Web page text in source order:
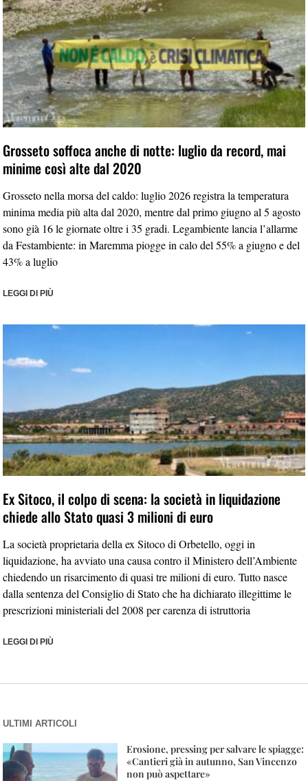
Grosseto soffoca anche di notte: luglio da record, mai
minime così alte dal 2020
Grosseto nella morsa del caldo: luglio 2026 registra la temperatura
minima media più alta dal 2020, mentre dal primo giugno al 5 agosto
sono già 16 le giornate oltre i 35 gradi. Legambiente lancia l’allarme
da Festambiente: in Maremma piogge in calo del 55% a giugno e del
43% a luglio
LEGGI DI PIÙ
Ex Sitoco, il colpo di scena: la società in liquidazione
chiede allo Stato quasi 3 milioni di euro
La società proprietaria della ex Sitoco di Orbetello, oggi in
liquidazione, ha avviato una causa contro il Ministero dell’Ambiente
chiedendo un risarcimento di quasi tre milioni di euro. Tutto nasce
dalla sentenza del Consiglio di Stato che ha dichiarato illegittime le
prescrizioni ministeriali del 2008 per carenza di istruttoria
LEGGI DI PIÙ
ULTIMI ARTICOLI
Erosione, pressing per salvare le spiagge:
«Cantieri già in autunno, San Vincenzo
non può aspettare»